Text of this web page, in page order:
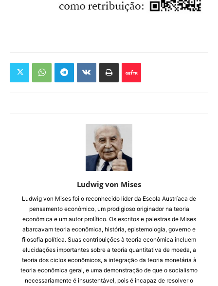
Ludwig von Mises
Ludwig von Mises foi o reconhecido líder da Escola Austríaca de
pensamento econômico, um prodigioso originador na teoria
econômica e um autor prolífico. Os escritos e palestras de Mises
abarcavam teoria econômica, história, epistemologia, governo e
filosofia política. Suas contribuições à teoria econômica incluem
elucidações importantes sobre a teoria quantitativa de moeda, a
teoria dos ciclos econômicos, a integração da teoria monetária à
teoria econômica geral, e uma demonstração de que o socialismo
necessariamente é insustentável, pois é incapaz de resolver o